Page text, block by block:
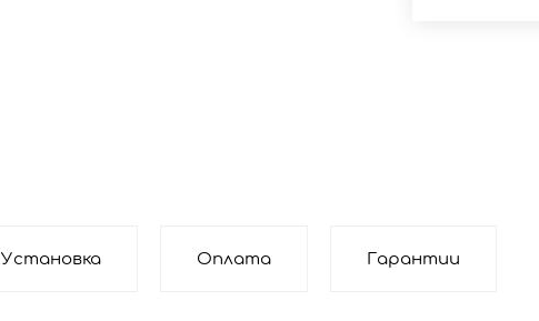
Установка Оплата Гарантии